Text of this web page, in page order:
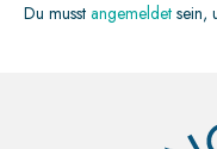
Du musst angemeldet sein,